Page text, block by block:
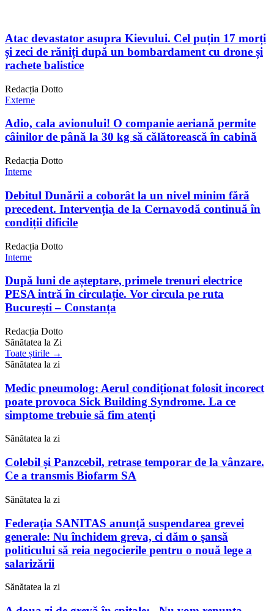
Atac devastator asupra Kievului. Cel puțin 17 morți
și zeci de răniți după un bombardament cu drone și
rachete balistice
Redacția Dotto
Externe
Adio, cala avionului! O companie aeriană permite
câinilor de până la 30 kg să călătorească în cabină
Redacția Dotto
Interne
Debitul Dunării a coborât la un nivel minim fără
precedent. Intervenția de la Cernavodă continuă în
condiții dificile
Redacția Dotto
Interne
După luni de așteptare, primele trenuri electrice
PESA intră în circulație. Vor circula pe ruta
București – Constanța
Redacția Dotto
Sănătatea la Zi
Toate știrile →
Sănătatea la zi
Medic pneumolog: Aerul condiționat folosit incorect
poate provoca Sick Building Syndrome. La ce
simptome trebuie să fim atenți
Sănătatea la zi
Colebil și Panzcebil, retrase temporar de la vânzare.
Ce a transmis Biofarm SA
Sănătatea la zi
Federaţia SANITAS anunţă suspendarea grevei
generale: Nu închidem greva, ci dăm o şansă
politicului să reia negocierile pentru o nouă lege a
salarizării
Sănătatea la zi